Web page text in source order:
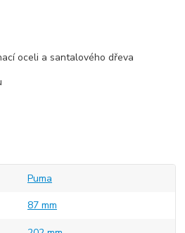
oceli a santalového dřeva
Puma
87 mm